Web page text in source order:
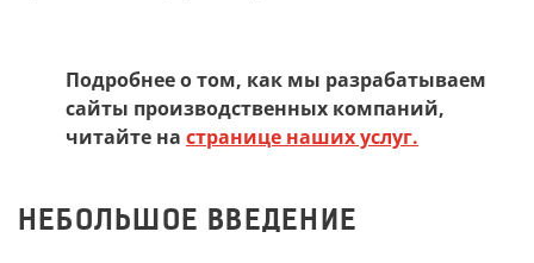
Подробнее о том, как мы разрабатываем
сайты производственных компаний,
читайте на странице наших услуг.
НЕБОЛЬШОЕ ВВЕДЕНИЕ